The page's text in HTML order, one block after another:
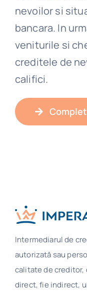
nevoilor si
bancara. In
veniturile si
creditele de
califici.
Intermediarul de
autorizată sau
calitate de creditor,
direct, fie indirect,